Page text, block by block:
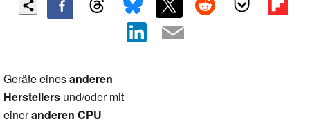
Geräte einesanderen
Herstellers und/oder mit
eineranderen CPU